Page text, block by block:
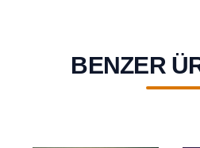
BENZER